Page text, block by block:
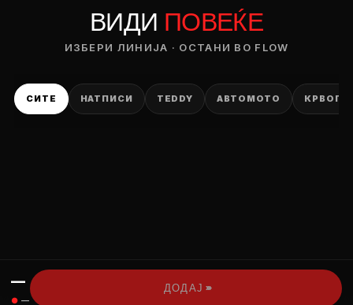
ВИДИ ПОВЕЌЕ
ИЗБЕРИ ЛИНИЈА · ОСТАНИ ВО FLOW
СИТЕ НАТПИСИ TEDDY АВТОМОТО
—
● —
ДОДАЈ ›››